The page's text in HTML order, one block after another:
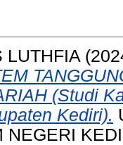
LUTHFIA
(Studi
Kediri).
NEGERI